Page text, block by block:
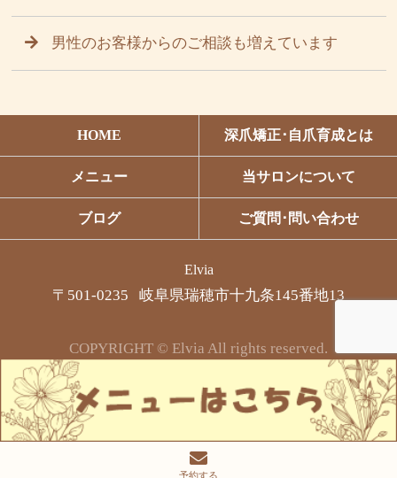
男性のお客様からのご相談も増えています
HOME 深爪矯正･自爪育成とは
メニュー 当サロンについて
ブログ ご質問･問い合わせ
Elvia
〒501-0235 岐阜県瑞穂市十九条145番地13
COPYRIGHT © Elvia All rights reserved.
予約する